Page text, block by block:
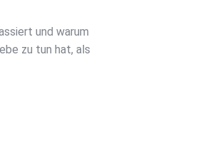
und warum
zu tun hat, als